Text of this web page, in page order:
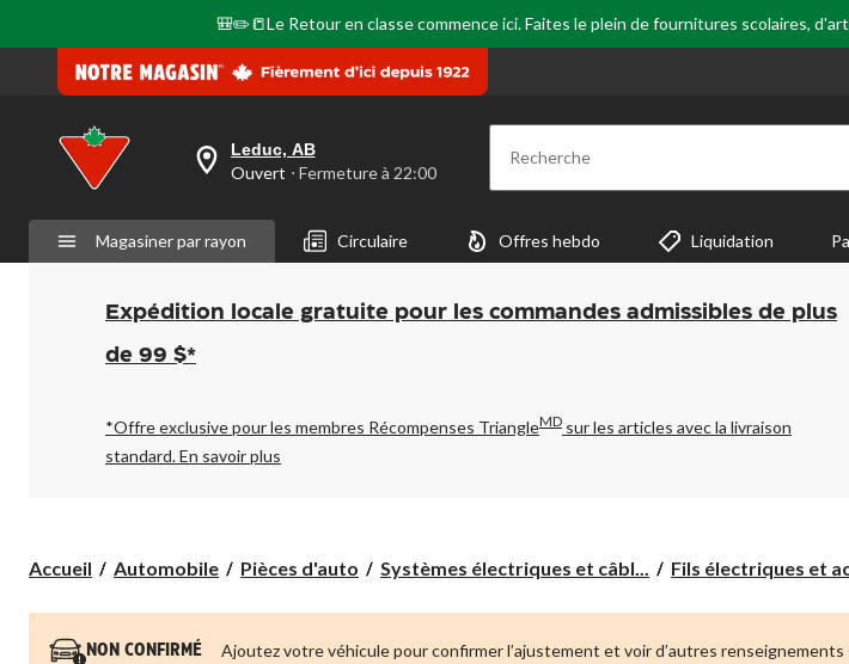
🎒✏️📒Le Retour en classe commence ici. Faites le plein de fournitures scolaires,
votre
est
Leduc,
AB,
Ouvert,
Fermeture
à
pour
changer
Leduc, AB
Ouvert ⋅ Fermeture à 22:00 Recherche
Magasiner par rayon Circulaire Offres hebdo Liquidation
Expédition locale gratuite pour les commandes admissibles de plus
de 99 $*
*Offre exclusive pour les membres Récompenses TriangleMD sur les articles avec la livraison
standard.En savoir plus
Accueil Automobile Pièces d'auto Systèmes électriques et câbl... Fils électriques et
NON CONFIRMÉ Ajoutez votre véhicule pour confirmer l’ajustement et voir d’autres renseignements